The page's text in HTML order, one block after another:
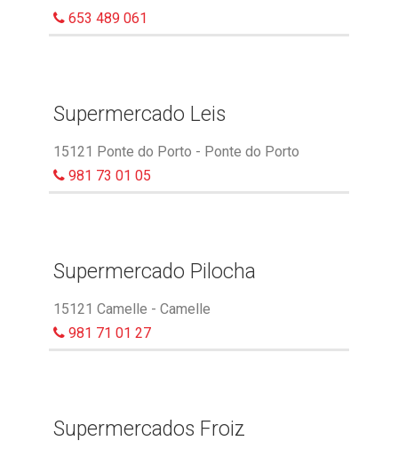
653 489 061
Supermercado Leis
15121 Ponte do Porto - Ponte do Porto
981 73 01 05
Supermercado Pilocha
15121 Camelle - Camelle
981 71 01 27
Supermercados Froiz